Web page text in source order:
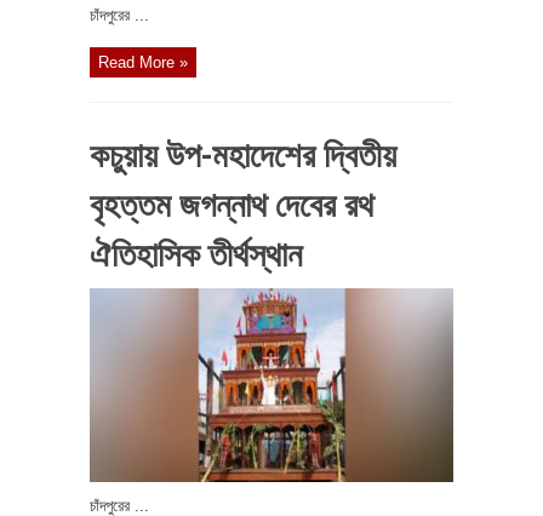
চাঁদপুরের ...
Read More »
কচুয়ায় উপ-মহাদেশের দ্বিতীয়
বৃহত্তম জগন্নাথ দেবের রথ
ঐতিহাসিক তীর্থস্থান
চাঁদপুরের ...